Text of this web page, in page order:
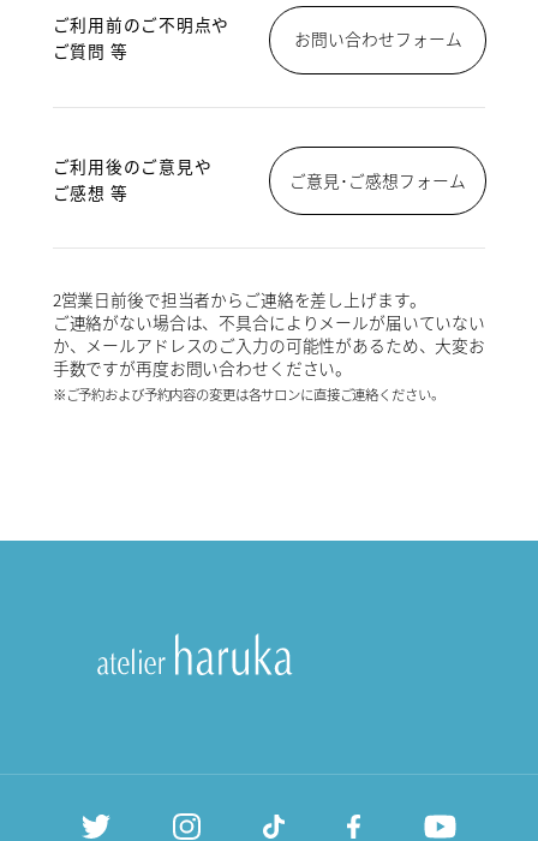
ご利用前のご不明点や
ご質問 等
お問い合わせフォーム
ご利用後のご意見や
ご感想 等
ご意見･ご感想フォーム
2営業日前後で担当者からご連絡を差し上げます。
ご連絡がない場合は、不具合によりメールが届いていない
か、メールアドレスのご入力の可能性があるため、大変お
手数ですが再度お問い合わせください。
※ご予約および予約内容の変更は各サロンに直接ご連絡ください。